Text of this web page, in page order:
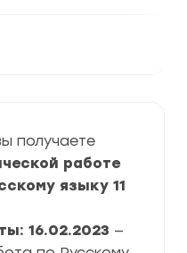
получаете
работе
языку 11
16.02.2023 —